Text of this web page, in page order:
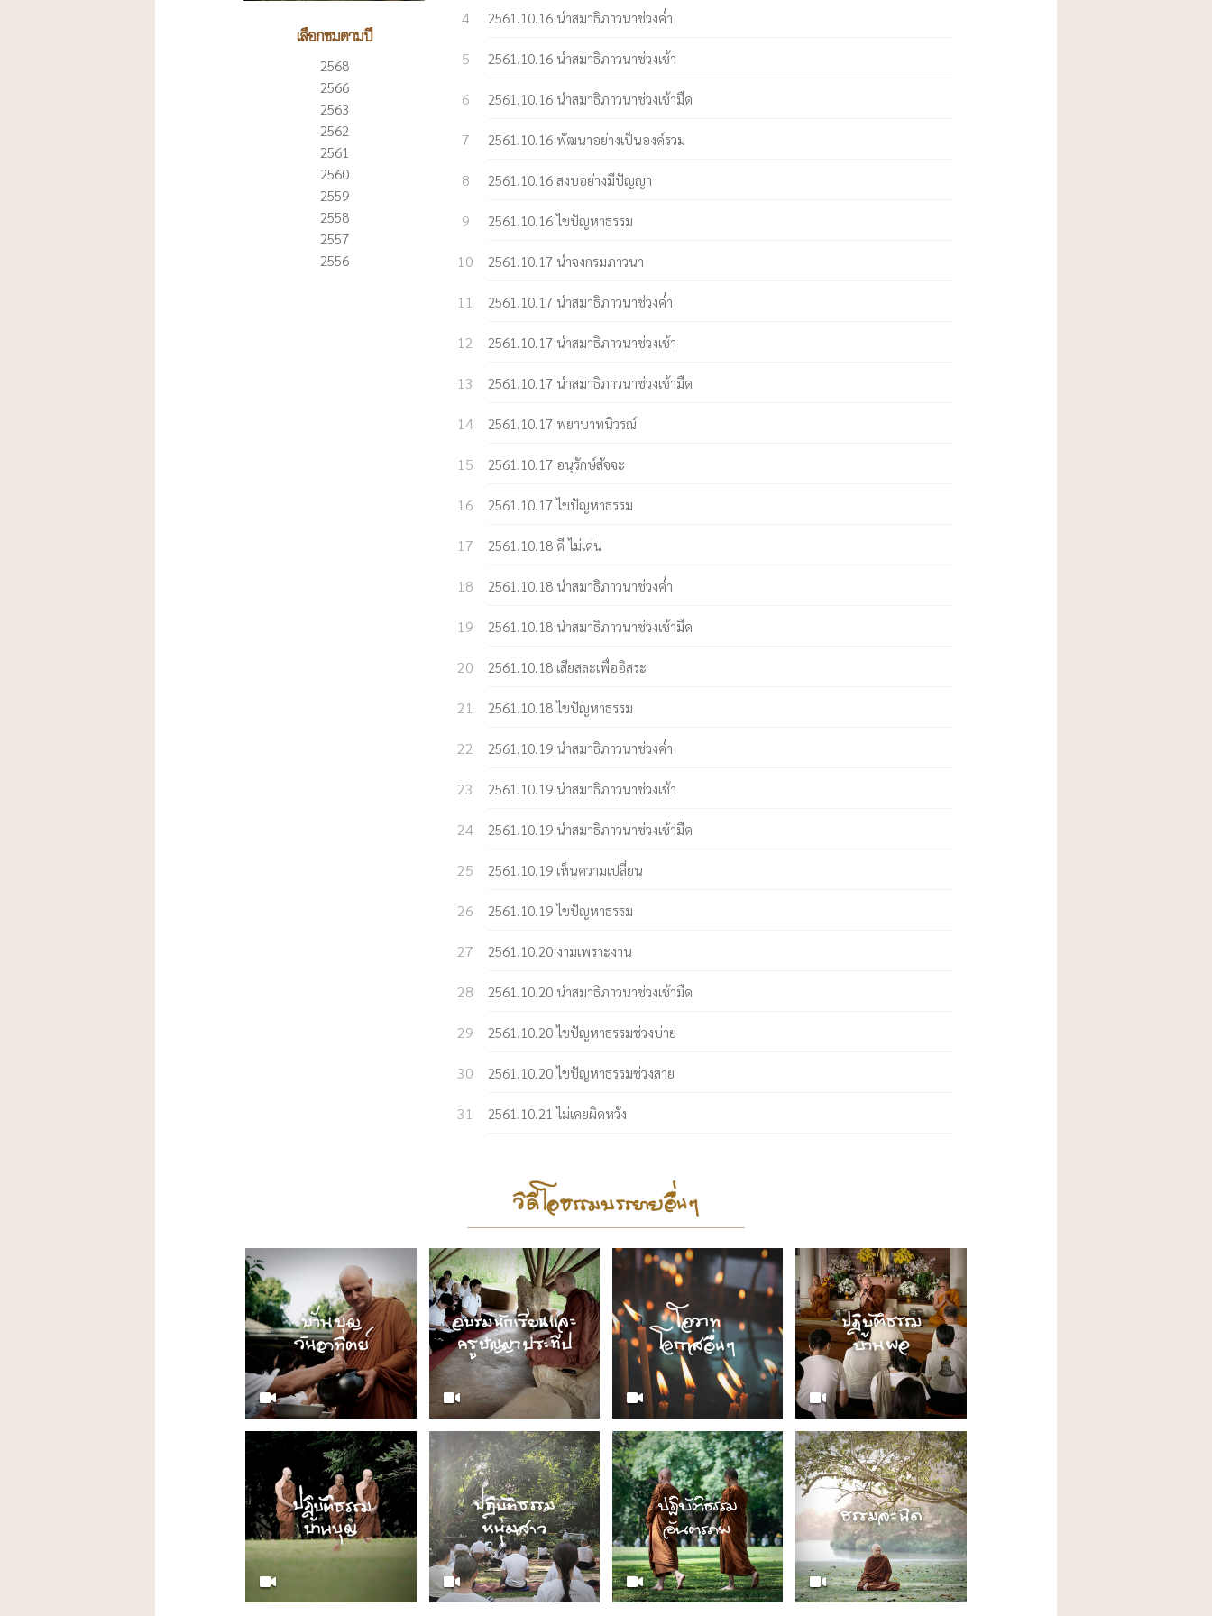
เลือกชมตามปี
2568
2566
2563
2562
2561
2560
2559
2558
2557
2556
2561.10.16 นำสมาธิภาวนาช่วงค่ำ
2561.10.16 นำสมาธิภาวนาช่วงเช้า
2561.10.16 นำสมาธิภาวนาช่วงเช้ามืด
2561.10.16 พัฒนาอย่างเป็นองค์รวม
2561.10.16 สงบอย่างมีปัญญา
2561.10.16 ไขปัญหาธรรม
2561.10.17 นำจงกรมภาวนา
2561.10.17 นำสมาธิภาวนาช่วงค่ำ
2561.10.17 นำสมาธิภาวนาช่วงเช้า
2561.10.17 นำสมาธิภาวนาช่วงเช้ามืด
2561.10.17 พยาบาทนิวรณ์
2561.10.17 อนุรักษ์สัจจะ
2561.10.17 ไขปัญหาธรรม
2561.10.18 ดี ไม่เด่น
2561.10.18 นำสมาธิภาวนาช่วงค่ำ
2561.10.18 นำสมาธิภาวนาช่วงเช้ามืด
2561.10.18 เสียสละเพื่ออิสระ
2561.10.18 ไขปัญหาธรรม
2561.10.19 นำสมาธิภาวนาช่วงค่ำ
2561.10.19 นำสมาธิภาวนาช่วงเช้า
2561.10.19 นำสมาธิภาวนาช่วงเช้ามืด
2561.10.19 เห็นความเปลี่ยน
2561.10.19 ไขปัญหาธรรม
2561.10.20 งามเพราะงาน
2561.10.20 นำสมาธิภาวนาช่วงเช้ามืด
2561.10.20 ไขปัญหาธรรมช่วงบ่าย
2561.10.20 ไขปัญหาธรรมช่วงสาย
2561.10.21 ไม่เคยผิดหวัง